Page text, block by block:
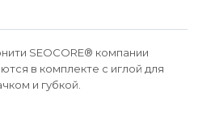
SEOCORE® компании
в комплекте с иглой для
и губкой.